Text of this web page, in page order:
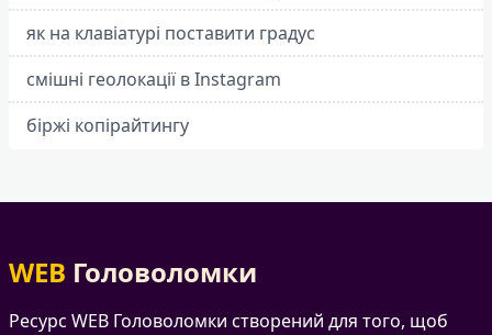
як на клавіатурі поставити градус
смішні геолокації в Instagram
біржі копірайтингу
WEB Головоломки
Ресурс WEB Головоломки створений для того, щоб